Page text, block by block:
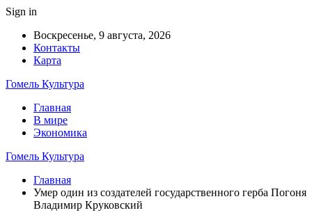
Sign in
Воскресенье, 9 августа, 2026
Контакты
Карта
Гомель Культура
Главная
В мире
Экономика
Гомель Культура
Главная
Умер один из создателей государственного герба Погоня
Владимир Круковский